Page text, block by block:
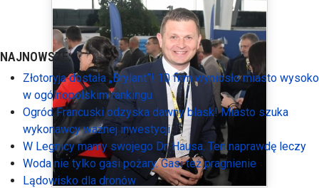
NAJNOWSZE:
Złotoryja dostała „Brylant”! 10 firm wyniosło miasto wysoko
w ogólnopolskim rankingu
Ogród Francuski odzyska dawny blask! Miasto szuka
wykonawcy ważnej inwestycji
W Legnicy mamy swojego Dr. Hausa. Ten naprawdę leczy
Woda nie tylko gasi pożary. Gasi też pragnienie
Lądowisko dla dronów